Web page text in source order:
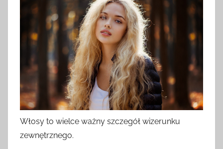
Włosy to wielce ważny szczegół wizerunku
zewnętrznego.